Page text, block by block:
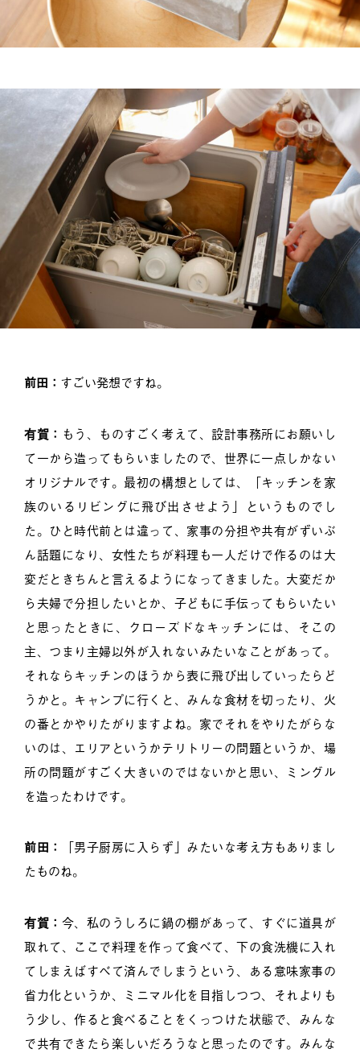
前田： すごい発想ですね。
有賀： もう、ものすごく考えて、設計事務所にお願いし
て一から造ってもらいましたので、世界に一点しかない
オリジナルです。最初の構想としては、「キッチンを家
族のいるリビングに飛び出させよう」というものでし
た。ひと時代前とは違って、家事の分担や共有がずいぶ
ん話題になり、女性たちが料理も一人だけで作るのは大
変だときちんと言えるようになってきました。大変だか
ら夫婦で分担したいとか、子どもに手伝ってもらいたい
と思ったときに、クローズドなキッチンには、そこの
主、つまり主婦以外が入れないみたいなことがあって。
それならキッチンのほうから表に飛び出していったらど
うかと。キャンプに行くと、みんな食材を切ったり、火
の番とかやりたがりますよね。家でそれをやりたがらな
いのは、エリアというかテリトリーの問題というか、場
所の問題がすごく大きいのではないかと思い、ミングル
を造ったわけです。
前田：
「男子厨房に入らず」みたいな考え方もありまし
たものね。
有賀： 今、私のうしろに鍋の棚があって、すぐに道具が
取れて、ここで料理を作って食べて、下の食洗機に入れ
てしまえばすべて済んでしまうという、ある意味家事の
省力化というか、ミニマル化を目指しつつ、それよりも
う少し、作ると食べることをくっつけた状態で、みんな
で共有できたら楽しいだろうなと思ったのです。みんな